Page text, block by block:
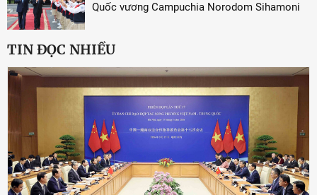
Quốc vương Campuchia Norodom Sihamoni
TIN ĐỌC NHIỀU